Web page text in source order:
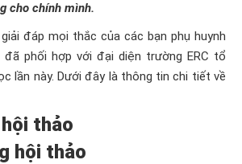
cho chính mình.
đáp mọi thắc của các bạn phụ huynh
đã phối hợp với đại diện trường ERC tổ
lần này. Dưới đây là thông tin chi tiết về
thảo
hội thảo